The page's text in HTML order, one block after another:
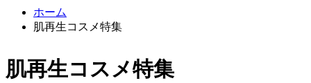
ホーム
肌再生コスメ特集
肌再生コスメ特集